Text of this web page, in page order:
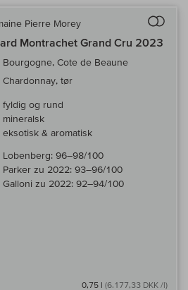
Pierre Morey
Montrachet Grand Cru 2023
Bourgogne, Cote de Beaune
Chardonnay, tør
fyldig og rund
mineralsk
eksotisk & aromatisk
Lobenberg: 96–98/100
Parker zu 2022: 93–96/100
Galloni zu 2022: 92–94/100
0,75 l (6.177,33 DKK /l)